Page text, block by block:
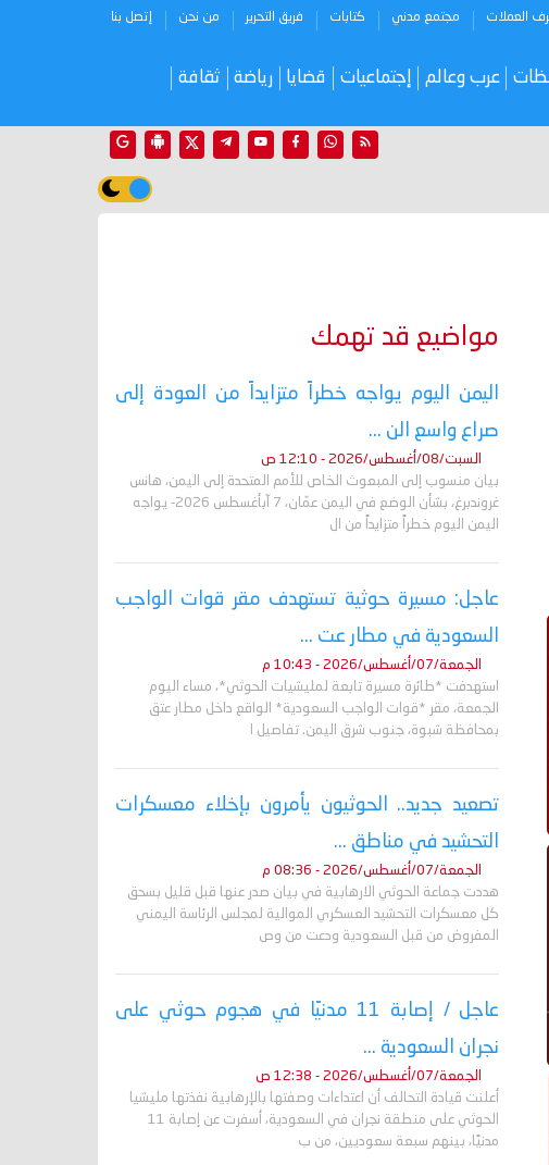
العملات مجتمع مدني كتابات فريق التحرير من نحن إتصل بنا
عرب وعالم إجتماعيات قضايا رياضة ثقافة
مواضيع قد تهمك
اليمن اليوم يواجه خطراً متزايداً من العودة إلى
صراع واسع الن ...
السبت/08/أغسطس/2026 - 12:10 ص
بيان منسوب إلى المبعوث الخاص للأمم المتحدة إلى اليمن، هانس
غروندبرغ، بشأن الوضع في اليمن عمّان، 7 آبأغسطس 2026- يواجه
اليمن اليوم خطراً متزايداً من ال
عاجل: مسيرة حوثية تستهدف مقر قوات الواجب
السعودية في مطار عت ...
الجمعة/07/أغسطس/2026 - 10:43 م
استهدفت *طائرة مسيرة تابعة لمليشيات الحوثي*، مساء اليوم
الجمعة، مقر *قوات الواجب السعودية* الواقع داخل مطار عتق
بمحافظة شبوة، جنوب شرق اليمن. تفاصيل ا
تصعيد جديد.. الحوثيون يأمرون بإخلاء معسكرات
التحشيد في مناطق ...
الجمعة/07/أغسطس/2026 - 08:36 م
هددت جماعة الحوثي الارهابية في بيان صدر عنها قبل قليل بسحق
كل معسكرات التحشيد العسكري الموالية لمجلس الرئاسة اليمني
المفروض من قبل السعودية ودعت من وص
عاجل / إصابة 11 مدنيًا في هجوم حوثي على
نجران السعودية ...
الجمعة/07/أغسطس/2026 - 12:38 ص
أعلنت قيادة التحالف أن اعتداءات وصفتها بالإرهابية نفذتها مليشيا
الحوثي على منطقة نجران في السعودية، أسفرت عن إصابة 11
مدنيًا، بينهم سبعة سعوديين، من ب